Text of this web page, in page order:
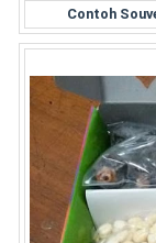
Contoh